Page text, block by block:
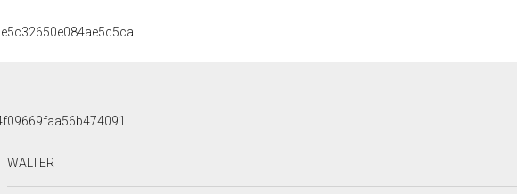
WALTER